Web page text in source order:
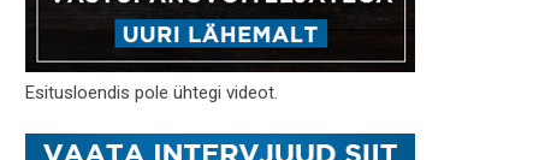
Esitusloendis pole ühtegi videot.